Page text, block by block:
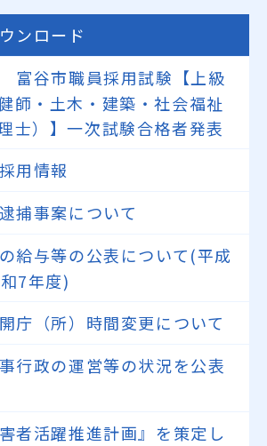
ンロード
富谷市職員採用試験【上級
師・土木・建築・社会福祉
士）】一次試験合格者発表
用情報
捕事案について
給与等の公表について(平成
7年度)
庁（所）時間変更について
行政の運営等の状況を公表
者活躍推進計画』を策定し